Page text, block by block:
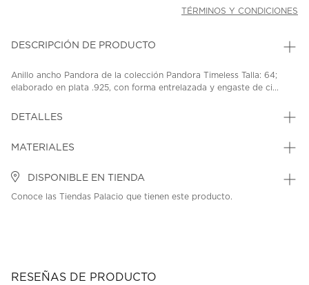
TÉRMINOS Y CONDICIONES
DESCRIPCIÓN DE PRODUCTO
Anillo ancho Pandora de la colección Pandora Timeless Talla: 64;
elaborado en plata .925, con forma entrelazada y engaste de ci...
DETALLES
MATERIALES
DISPONIBLE EN TIENDA
Conoce las Tiendas Palacio que tienen este producto.
RESEÑAS DE PRODUCTO